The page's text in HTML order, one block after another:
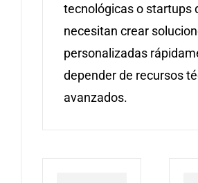
tecnológicas o startups
necesitan crear
personalizadas
depender de recursos
avanzados.